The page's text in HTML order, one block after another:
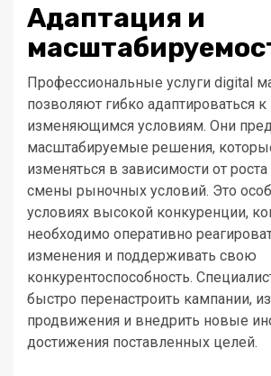
Адаптация и
Профессиональные услуги digital
позволяют гибко адаптироваться к
изменяющимся условиям. Они
масштабируемые решения,
изменяться в зависимости от
смены рыночных условий. Это
условиях высокой конкуренции,
необходимо оперативно
изменения и поддерживать свою
конкурентоспособность.
быстро перенастроить кампании,
продвижения и внедрить новые
достижения поставленных целей.